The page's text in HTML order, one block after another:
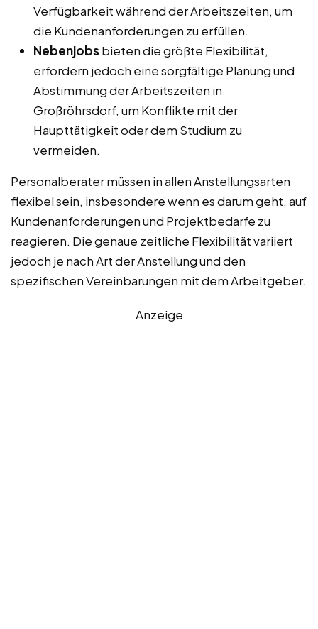
Verfügbarkeit während der Arbeitszeiten, um
die Kundenanforderungen zu erfüllen.
Nebenjobsbieten die größte Flexibilität,
erfordern jedoch eine sorgfältige Planung und
Abstimmung der Arbeitszeiten in
Großröhrsdorf, um Konflikte mit der
Haupttätigkeit oder dem Studium zu
vermeiden.
Personalberater müssen in allen Anstellungsarten
flexibel sein, insbesondere wenn es darum geht, auf
Kundenanforderungen und Projektbedarfe zu
reagieren. Die genaue zeitliche Flexibilität variiert
jedoch je nach Art der Anstellung und den
spezifischen Vereinbarungen mit dem Arbeitgeber.
Anzeige